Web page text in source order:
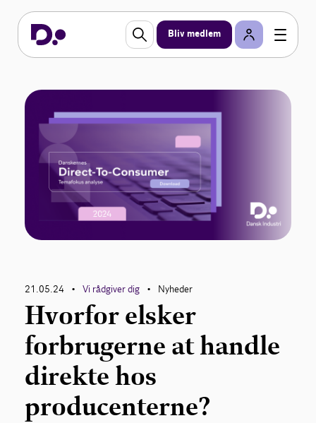
Bliv medlem
21.05.24 • Vi rådgiver dig • Nyheder
Hvorfor elsker
forbrugerne at handle
direkte hos
producenterne?